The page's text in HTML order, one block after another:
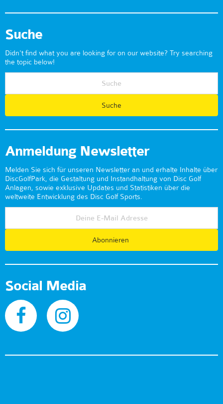
Suche
Didn't find what you are looking for on our website? Try searching
the topic below!
Anmeldung Newsletter
Melden Sie sich für unseren Newsletter an und erhalte Inhalte über
DiscGolfPark, die Gestaltung und Instandhaltung von Disc Golf
Anlagen, sowie exklusive Updates und Statistiken über die
weltweite Entwicklung des Disc Golf Sports.
Abonnieren
Social Media